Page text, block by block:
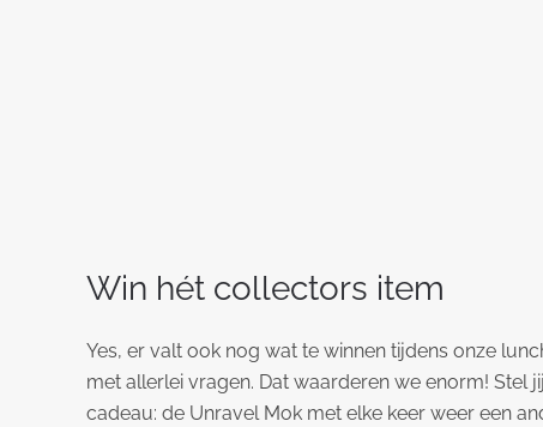
Win hét collectors item
Yes, er valt ook nog wat te winnen tijdens onze
met allerlei vragen. Dat waarderen we enorm! Stel
cadeau: de Unravel Mok met elke keer weer een